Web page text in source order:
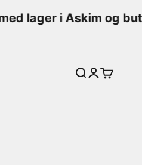
lager i Askim og butikk
SøkLogg inn